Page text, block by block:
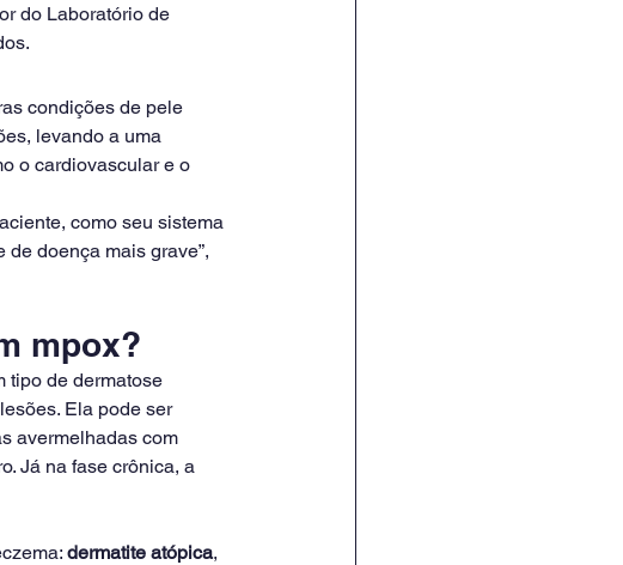
do Laboratório de
condições de pele
levando a uma
o cardiovascular e o
como seu sistema
doença mais grave”,
mpox?
tipo de dermatose
Ela pode ser
avermelhadas com
Já na fase crônica, a
dermatite atópica,